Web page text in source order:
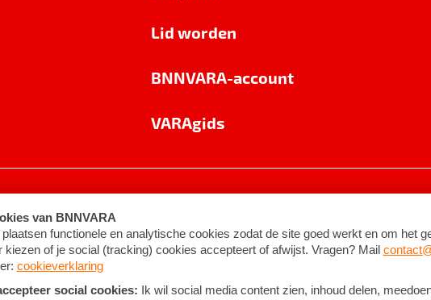
Lid worden
BNNVARA-account
VARAgids
Algemene voorwaarden ©2026BNNVARA